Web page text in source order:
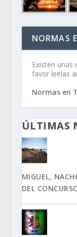
NORMAS
Existen
favor leelas
Normas en
ÚLTIMAS
MIGUEL,
DEL